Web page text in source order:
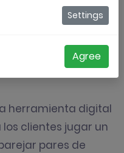
memoria
herramienta digital
clientes jugar un
pares de
Settings
Agree